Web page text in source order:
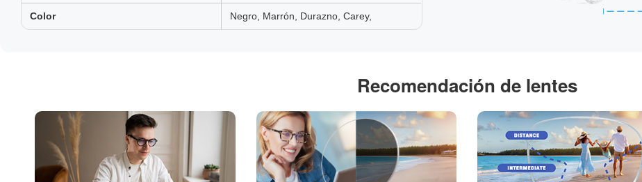
Color Negro, Marrón, Durazno, Carey,
Recomendación de lentes